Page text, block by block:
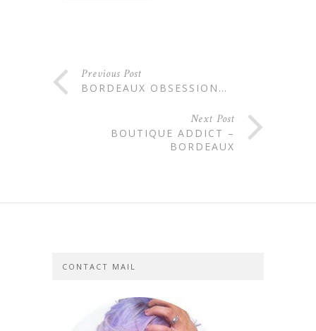
Previous Post
BORDEAUX OBSESSION…
Next Post
BOUTIQUE ADDICT –
BORDEAUX
CONTACT MAIL